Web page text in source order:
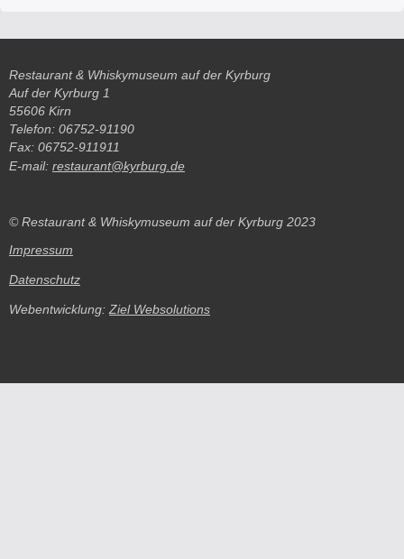
Restaurant & Whiskymuseum auf der Kyrburg
Auf der Kyrburg 1
55606 Kirn
Telefon: 06752-91190
Fax: 06752-911911
E-mail: restaurant@kyrburg.de
© Restaurant & Whiskymuseum auf der Kyrburg 2023
Impressum
Datenschutz
Webentwicklung:Ziel Websolutions